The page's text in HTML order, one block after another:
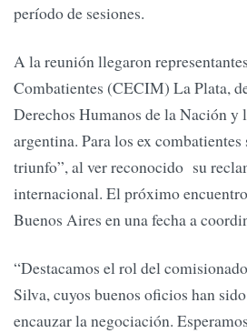
período de sesiones.
A la reunión llegaron
Combatientes (CECIM) La Plata,
Derechos Humanos de la Nación y
argentina. Para los ex combatientes
triunfo”, al ver reconocido su
internacional. El próximo
Buenos Aires en una fecha a
“Destacamos el rol del
Silva, cuyos buenos oficios han
encauzar la negociación.